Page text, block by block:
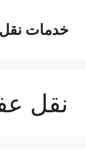
المحتوىخدمات
نقل